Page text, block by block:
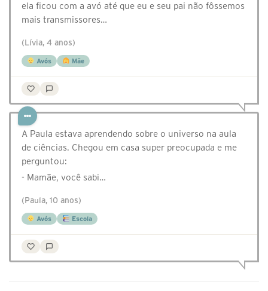
ela ficou com a avó até que eu e seu pai não fôssemos
mais transmissores…
(Lívia, 4 anos)
Avós Mãe
A Paula estava aprendendo sobre o universo na aula
de ciências. Chegou em casa super preocupada e me
perguntou:
- Mamãe, você sabi…
(Paula, 10 anos)
Avós Escola